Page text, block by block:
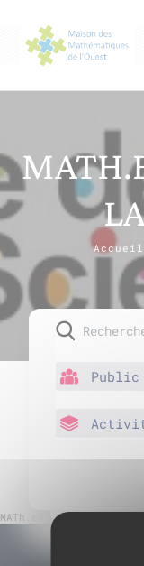
Accueil
MATh.en.JEANS fête la